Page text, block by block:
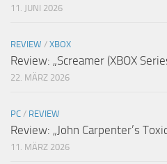
11. JUNI 2026
REVIEW / XBOX
Review: „Screamer (XBOX
22. MÄRZ 2026
PC / REVIEW
Review: „John Carpenter’s
11. MÄRZ 2026